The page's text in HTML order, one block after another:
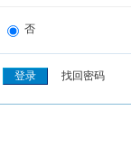
否
找回密码